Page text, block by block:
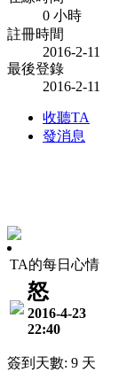
0 小時
註冊時間
2016-2-11
最後登錄
2016-2-11
收聽TA
發消息
TA的每日心情
怒
2016-4-23
22:40
簽到天數: 9 天